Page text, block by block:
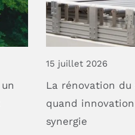
un
15 juillet 2026
La rénovation du
quand innovation
synergie